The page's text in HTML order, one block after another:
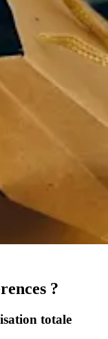
?
totale